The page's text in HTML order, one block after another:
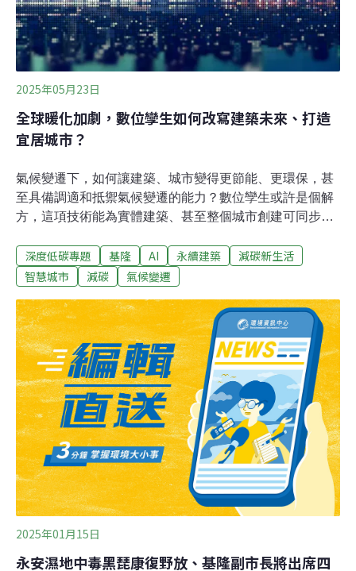
2025年05月23日
全球暖化加劇，數位孿生如何改寫建築未來、打造
宜居城市？
氣候變遷下，如何讓建築、城市變得更節能、更環保，甚
至具備調適和抵禦氣候變遷的能力？數位孿生或許是個解
方，這項技術能為實體建築、甚至整個城市創建可同步的
化，幫助建築更節能、都市更宜居，甚至提前預測災害風
險，協助救援。數位孿生（Digital Twin，或稱數位雙生）
資料傳輸到虛擬複製品，進行即時、準確的數據追蹤。數
位孿生應用在很多領域，舉凡建築、製造、醫療、汽車、
能源專案、零售產業等，都能運用數位孿生遠端監控、即
時修正，確保系統正常運作或是改善效能。而藝術、觀
光、遊戲領域中，也能藉此打造有如實境般的沉浸式體
驗。
深度低碳專題 基隆 AI 永續建築
減碳新生活
智慧城市
減碳 氣候變遷
2025年01月15日
永安濕地中毒黑琵康復野放、基隆副市長將出席四